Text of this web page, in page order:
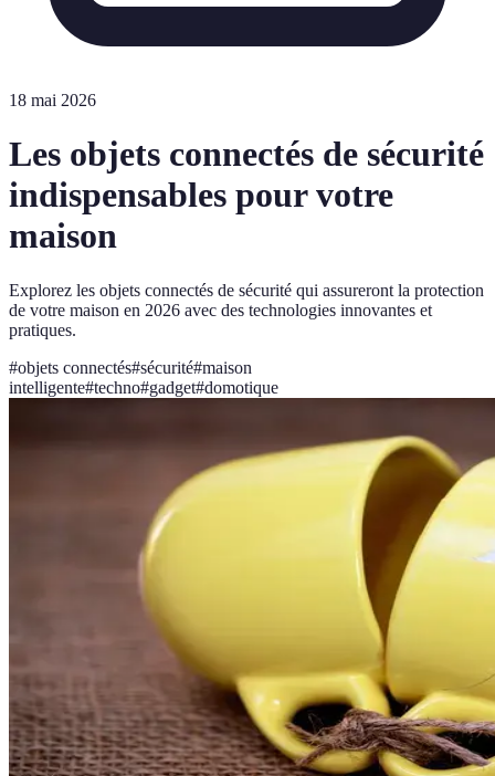
18 mai 2026
Les objets connectés de sécurité
indispensables pour votre
maison
Explorez les objets connectés de sécurité qui assureront la protection
de votre maison en 2026 avec des technologies innovantes et
pratiques.
#objets connectés#sécurité#maison
intelligente#techno#gadget#domotique